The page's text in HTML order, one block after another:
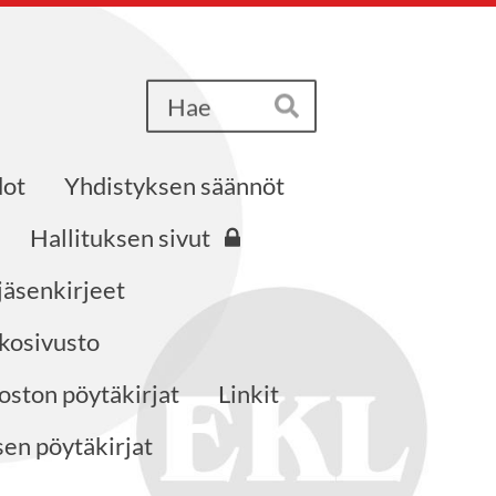
Hae
Yhdistyksen säännöt
Hallituksen sivut
pöytäkirjat
Linkit
pöytäkirjat